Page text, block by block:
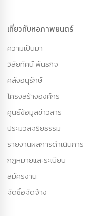
เกี่ยวกับหอภาพยนตร์
ความเป็นมา
วิสัยทัศน์ พันธกิจ
คลังอนุรักษ์
โครงสร้างองค์กร
ศูนย์ข้อมูลข่าวสาร
ประมวลจริยธรรม
รายงานผลการดำเนินการ
กฏหมายและระเบียบ
สมัครงาน
จัดซื้อจัดจ้าง